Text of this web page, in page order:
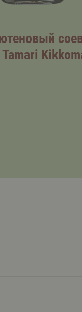
Tamari